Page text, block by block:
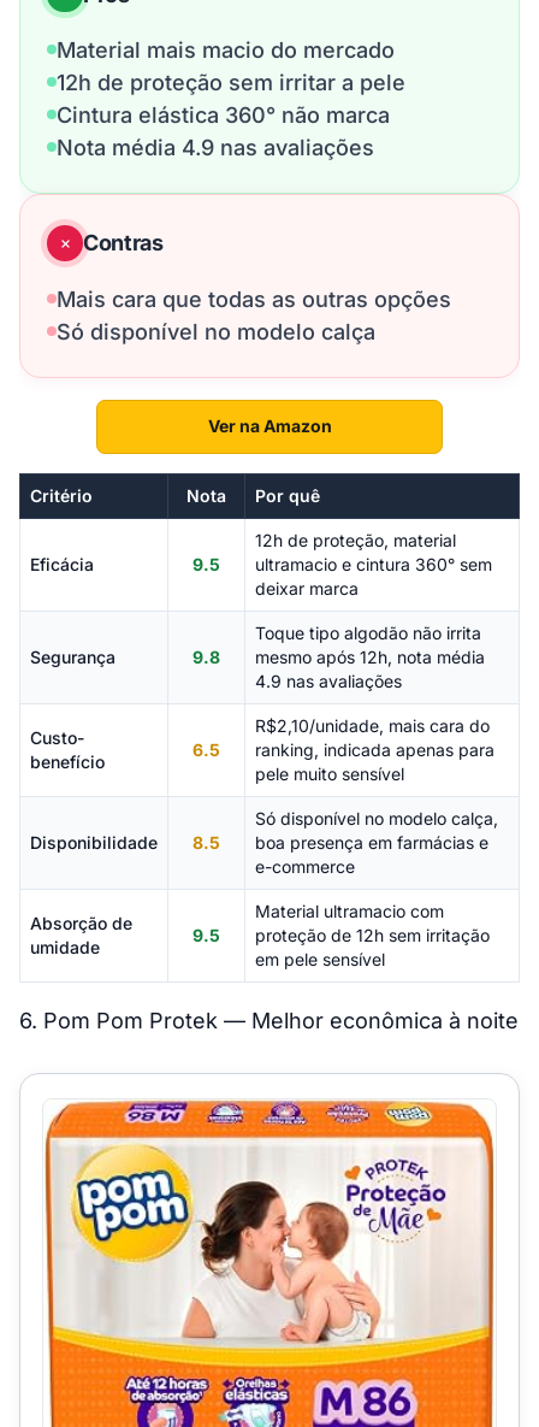
Material mais macio do mercado
12h de proteção sem irritar a pele
Cintura elástica 360° não marca
Nota média 4.9 nas avaliações
Contras
Mais cara que todas as outras opções
Só disponível no modelo calça
Ver na Amazon
Critério Nota Por quê
Eficácia 9.5
12h de proteção, material
ultramacio e cintura 360° sem
deixar marca
Segurança 9.8
Toque tipo algodão não irrita
mesmo após 12h, nota média
4.9 nas avaliações
Custo-
benefício
6.5
R$2,10/unidade, mais cara do
ranking, indicada apenas para
pele muito sensível
Disponibilidade 8.5
Só disponível no modelo calça,
boa presença em farmácias e
e-commerce
Absorção de
umidade
9.5
Material ultramacio com
proteção de 12h sem irritação
em pele sensível
6. Pom Pom Protek — Melhor econômica à noite